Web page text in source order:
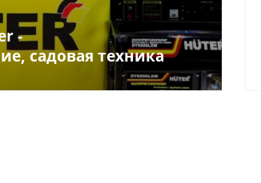
-
садовая техника